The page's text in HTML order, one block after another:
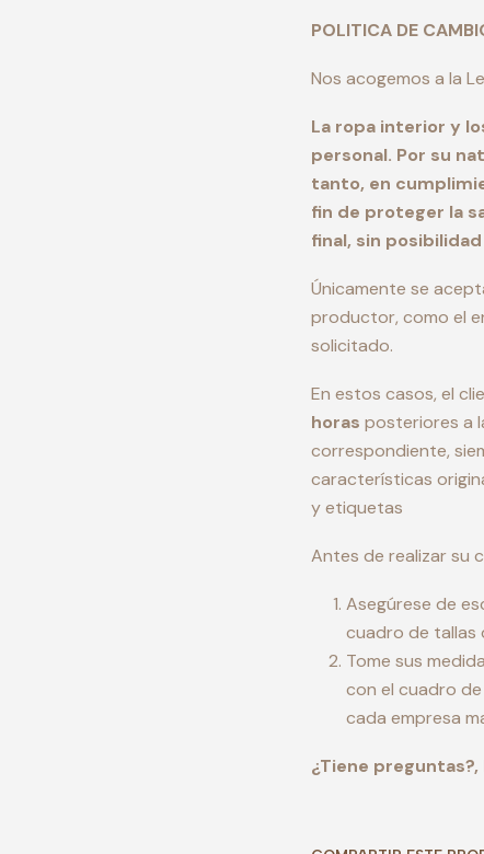
POLITICA DE
Nos acogemos a la
La ropa interior y
personal. Por su
tanto, en
fin de proteger la
final, sin
Únicamente se
productor, como el
solicitado.
En estos casos, el
horas posteriores a
correspondiente,
características
y etiquetas
Antes de realizar su
Asegúrese de
cuadro de tallas
Tome sus
con el cuadro
cada empresa
¿Tiene